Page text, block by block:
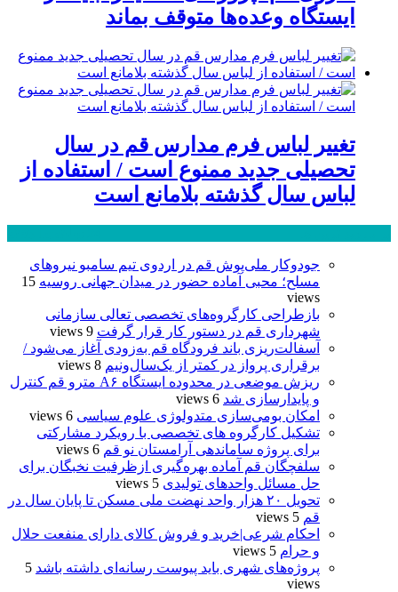
ایستگاه وعده‌ها متوقف بماند
تغییر لباس فرم مدارس قم در سال
تحصیلی جدید ممنوع است / استفاده از
لباس سال گذشته بلامانع است
جودوکار ملی‌پوش قم در اردوی تیم سامبو نیروهای
مسلح؛ محبی آماده حضور در میدان جهانی روسیه 15
views
بازطراحی کارگروه‌های تخصصی تعالی سازمانی
شهرداری قم در دستور کار قرار گرفت 9 views
آسفالت‌ریزی باند فرودگاه قم به‌زودی آغاز می‌شود /
برقراری پرواز در کمتر از یک‌سال‌ونیم 8 views
ریزش موضعی در محدوده ایستگاه A۶ مترو قم کنترل
و پایدارسازی شد 6 views
امکان بومی‌سازی متدولوژی علوم سیاسی 6 views
تشکیل کارگروه های تخصصی با رویکرد مشارکتی
برای پروژه ساماندهی آرامستان نو قم 6 views
سلفچگان قم آماده بهره‌گیری ازظرفیت نخبگان برای
حل مسائل واحدهای تولیدی 5 views
تحویل ۲۰ هزار واحد نهضت ملی مسکن تا پایان سال در
قم 5 views
احکام شرعی|خرید و فروش کالای دارای منفعت حلال
و حرام 5 views
پروژه‌های شهری باید پیوست رسانه‌ای داشته باشد 5
views